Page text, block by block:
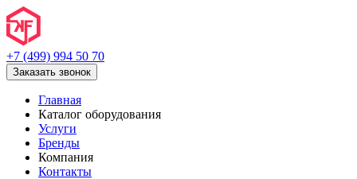
+7 (499) 994 50 70
Заказать звонок
Главная
Каталог оборудования
Услуги
Бренды
Компания
Контакты